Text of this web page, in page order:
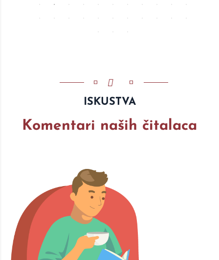
ISKUSTVA
Komentari naših čitalaca